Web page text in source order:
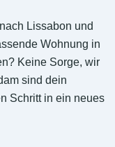
Lissabon und
Wohnung in
Keine Sorge, wir
sind dein
Schritt in ein neues